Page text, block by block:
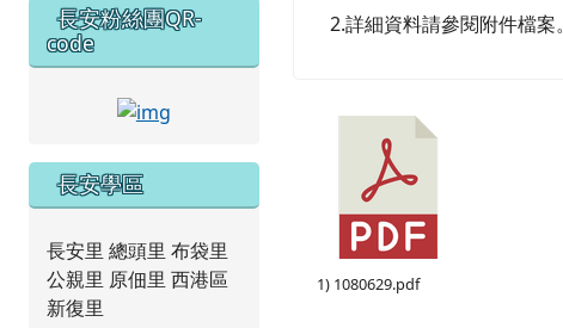
長安粉絲團QR-
code
link to https://www.facebook.com/tncaps
長安學區
長安里 總頭里 布袋里
公親里 原佃里 西港區
新復里
2.詳細資料請參閱附件檔案。
1) 1080629.pdf